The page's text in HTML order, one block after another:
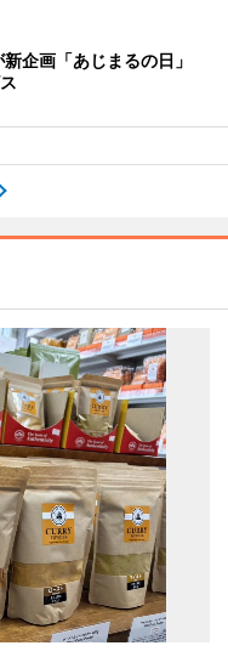
新企画「あじまるの日」